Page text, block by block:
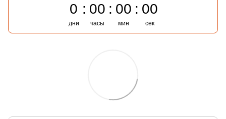
0
дни
00
часы
00
мин
00
сек